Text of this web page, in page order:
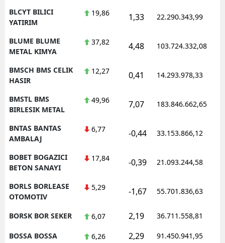
BLCYT BILICI
YATIRIM
19,86 1,33 22.290.343,99
BLUME BLUME
METAL KIMYA
37,82 4,48 103.724.332,08
BMSCH BMS CELIK
HASIR
12,27 0,41 14.293.978,33
BMSTL BMS
BIRLESIK METAL
49,96 7,07 183.846.662,65
BNTAS BANTAS
AMBALAJ
6,77 -0,44 33.153.866,12
BOBET BOGAZICI
BETON SANAYI
17,84 -0,39 21.093.244,58
BORLS BORLEASE
OTOMOTIV
5,29 -1,67 55.701.836,63
BORSK BOR SEKER 6,07 2,19 36.711.558,81
BOSSA BOSSA 6,26 2,29 91.450.941,95